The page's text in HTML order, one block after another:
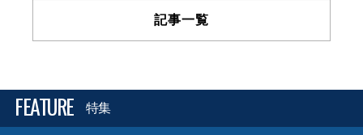
記事一覧
FEATURE 特集